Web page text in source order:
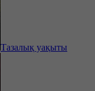
Тазалық уақыты